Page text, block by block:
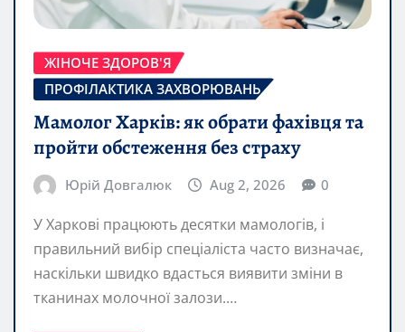
ЖІНОЧЕ ЗДОРОВ'Я
ПРОФІЛАКТИКА ЗАХВОРЮВАНЬ
Мамолог Харків: як обрати фахівця та
пройти обстеження без страху
Юрій Довгалюк Aug 2, 2026 0
У Харкові працюють десятки мамологів, і
правильний вибір спеціаліста часто визначає,
наскільки швидко вдасться виявити зміни в
тканинах молочної залози.…